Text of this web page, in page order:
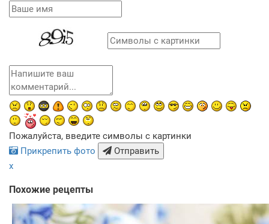
Пожалуйста, введите символы с картинки
Прикрепить фото
Отправить
x
Похожие рецепты